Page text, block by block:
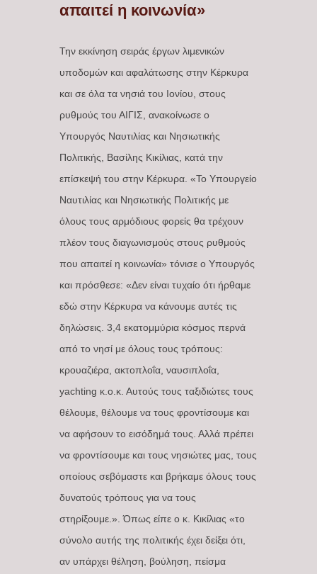
απαιτεί η κοινωνία»
Την εκκίνηση σειράς έργων λιμενικών
υποδομών και αφαλάτωσης στην Κέρκυρα
και σε όλα τα νησιά του Ιονίου, στους
ρυθμούς του ΑΙΓΙΣ, ανακοίνωσε ο
Υπουργός Ναυτιλίας και Νησιωτικής
Πολιτικής, Βασίλης Κικίλιας, κατά την
επίσκεψή του στην Κέρκυρα. «Το Υπουργείο
Ναυτιλίας και Νησιωτικής Πολιτικής με
όλους τους αρμόδιους φορείς θα τρέχουν
πλέον τους διαγωνισμούς στους ρυθμούς
που απαιτεί η κοινωνία» τόνισε ο Υπουργός
και πρόσθεσε: «Δεν είναι τυχαίο ότι ήρθαμε
εδώ στην Κέρκυρα να κάνουμε αυτές τις
δηλώσεις. 3,4 εκατομμύρια κόσμος περνά
από το νησί με όλους τους τρόπους:
κρουαζιέρα, ακτοπλοΐα, ναυσιπλοΐα,
yachting κ.ο.κ. Αυτούς τους ταξιδιώτες τους
θέλουμε, θέλουμε να τους φροντίσουμε και
να αφήσουν το εισόδημά τους. Αλλά πρέπει
να φροντίσουμε και τους νησιώτες μας, τους
οποίους σεβόμαστε και βρήκαμε όλους τους
δυνατούς τρόπους για να τους
στηρίξουμε.». Όπως είπε ο κ. Κικίλιας «το
σύνολο αυτής της πολιτικής έχει δείξει ότι,
αν υπάρχει θέληση, βούληση, πείσμα